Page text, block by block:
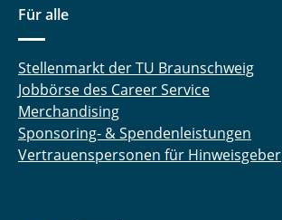
Für alle
Stellenmarkt der TU Braunschweig
Jobbörse des Career Service
Merchandising
Sponsoring- & Spendenleistungen
Vertrauenspersonen für Hinweisgeber